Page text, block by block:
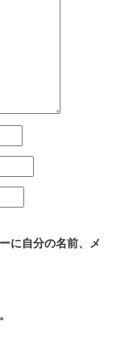
に自分の名前、メ